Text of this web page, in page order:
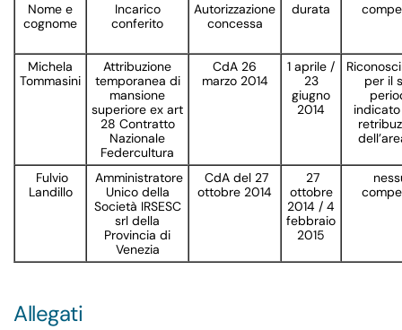
Nome e
cognome
Incarico
conferito
Autorizzazione
concessa
durata
Michela
Tommasini
Attribuzione
temporanea di
mansione
superiore ex art
28 Contratto
Nazionale
Federcultura
CdA 26
marzo 2014
1 aprile /
23
giugno
2014
per il
Fulvio
Landillo
Amministratore
Unico della
Società IRSESC
srl della
Provincia di
Venezia
CdA del 27
ottobre 2014
27
ottobre
2014 / 4
febbraio
2015
Allegati